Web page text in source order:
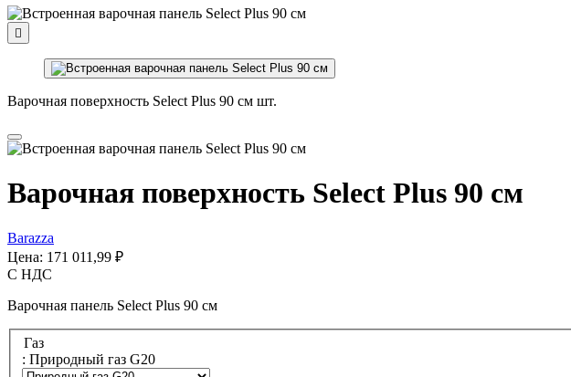

Варочная поверхность Select Plus 90 см шт.
Варочная поверхность Select Plus 90 см
Barazza
Цена: 171 011,99 ₽
С НДС
Варочная панель Select Plus 90 см
Газ
: Природный газ G20